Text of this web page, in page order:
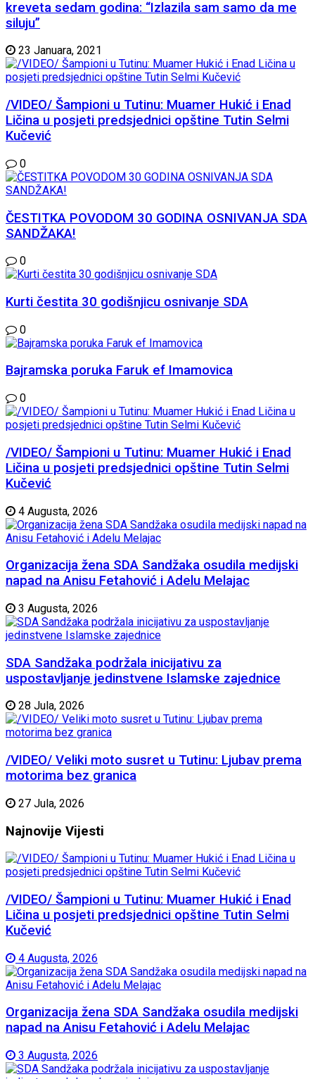
kreveta sedam godina: “Izlazila sam samo da me
siluju”
23 Januara, 2021
/VIDEO/ Šampioni u Tutinu: Muamer Hukić i Enad
Ličina u posjeti predsjednici opštine Tutin Selmi
Kučević
0
ČESTITKA POVODOM 30 GODINA OSNIVANJA SDA
SANDŽAKA!
0
Kurti čestita 30 godišnjicu osnivanje SDA
0
Bajramska poruka Faruk ef Imamovica
0
/VIDEO/ Šampioni u Tutinu: Muamer Hukić i Enad
Ličina u posjeti predsjednici opštine Tutin Selmi
Kučević
4 Augusta, 2026
Organizacija žena SDA Sandžaka osudila medijski
napad na Anisu Fetahović i Adelu Melajac
3 Augusta, 2026
SDA Sandžaka podržala inicijativu za
uspostavljanje jedinstvene Islamske zajednice
28 Jula, 2026
/VIDEO/ Veliki moto susret u Tutinu: Ljubav prema
motorima bez granica
27 Jula, 2026
Najnovije Vijesti
/VIDEO/ Šampioni u Tutinu: Muamer Hukić i Enad
Ličina u posjeti predsjednici opštine Tutin Selmi
Kučević
4 Augusta, 2026
Organizacija žena SDA Sandžaka osudila medijski
napad na Anisu Fetahović i Adelu Melajac
3 Augusta, 2026